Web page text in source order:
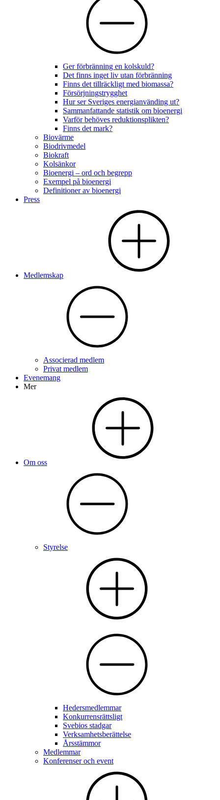
Ger förbränning en kolskuld?
Det finns inget liv utan förbränning
Finns det tillräckligt med biomassa?
Försörjningstrygghet
Hur ser Sveriges energianvänding ut?
Sammanfattande statistik om bioenergi
Varför behöves reduktionsplikten?
Finns det mark?
Biovärme
Biodrivmedel
Biokraft
Kolsänkor
Bioenergi – ord och begrepp
Exempel på bioenergi
Definitioner av bioenergi
Press
Medlemskap
Associerad medlem
Privat medlem
Evenemang
Mer
Om oss
Styrelse
Hedersmedlemmar
Konkurrensrättsligt
Svebios stadgar
Verksamhetsberättelse
Årsstämmor
Medlemmar
Konferenser och event